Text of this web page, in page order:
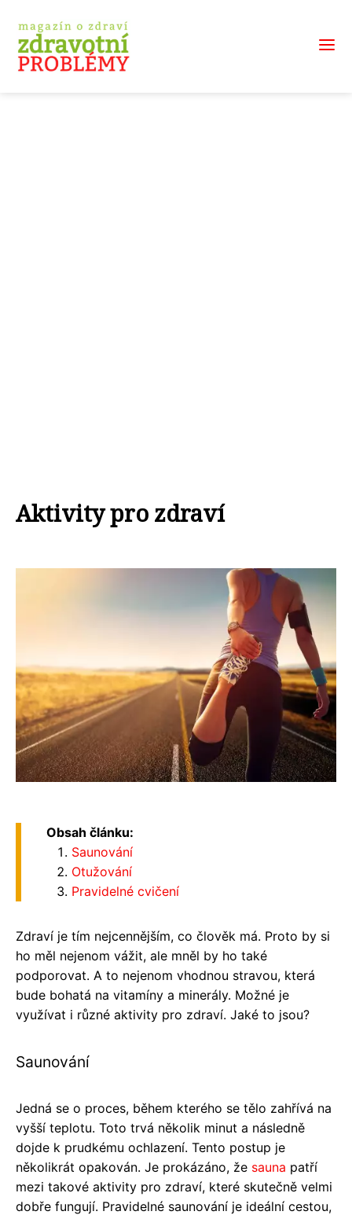
Aktivity pro zdraví
Obsah článku:
Saunování
Otužování
Pravidelné cvičení
Zdraví je tím nejcennějším, co člověk má. Proto by si
ho měl nejenom vážit, ale mněl by ho také
podporovat. A to nejenom vhodnou stravou, která
bude bohatá na vitamíny a minerály. Možné je
využívat i různé aktivity pro zdraví. Jaké to jsou?
Saunování
Jedná se o proces, během kterého se tělo zahřívá na
vyšší teplotu. Toto trvá několik minut a následně
dojde k prudkému ochlazení. Tento postup je
několikrát opakován. Je prokázáno, že sauna patří
mezi takové aktivity pro zdraví, které skutečně velmi
dobře fungují. Pravidelné saunování je ideální cestou,